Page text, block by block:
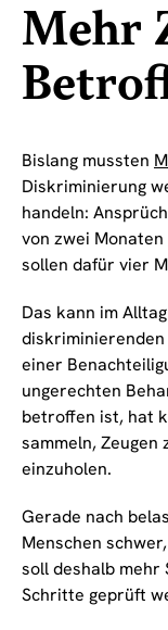
Mehr
Bislang mussten
Diskriminierung
handeln:
von zwei
sollen dafür vier
Das kann im
diskriminierenden
einer
ungerechten
betroffen ist, hat
sammeln,
einzuholen.
Gerade nach
Menschen
soll deshalb mehr
Schritte geprüft